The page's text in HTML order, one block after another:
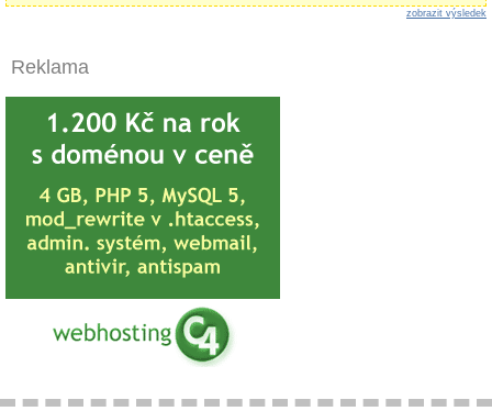
zobrazit výsledek
Reklama